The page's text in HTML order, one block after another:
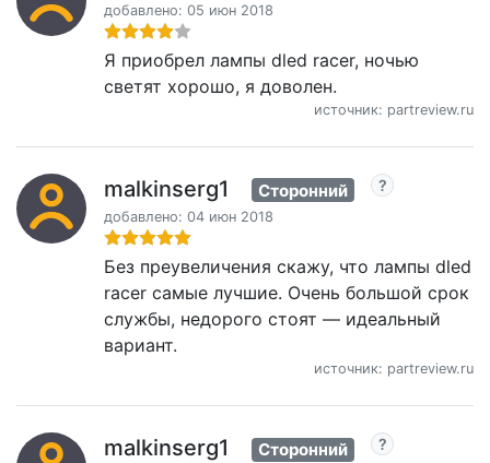
добавлено: 05 июн 2018
Я приобрел лампы dled racer, ночью
светят хорошо, я доволен.
источник: partreview.ru
malkinserg1 Сторонний
добавлено: 04 июн 2018
Без преувеличения скажу, что лампы dled
racer самые лучшие. Очень большой срок
службы, недорого стоят — идеальный
вариант.
источник: partreview.ru
malkinserg1 Сторонний